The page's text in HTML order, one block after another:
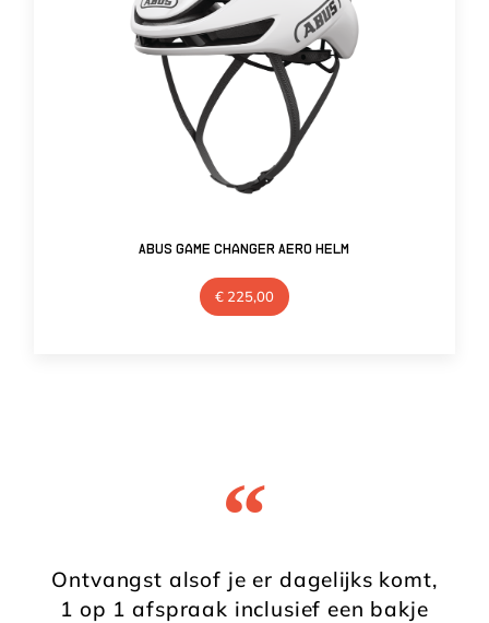
Abus Game Changer Aero Helm
€225,00
“
Ontvangst alsof je er dagelijks komt,
1 op 1 afspraak inclusief een bakje